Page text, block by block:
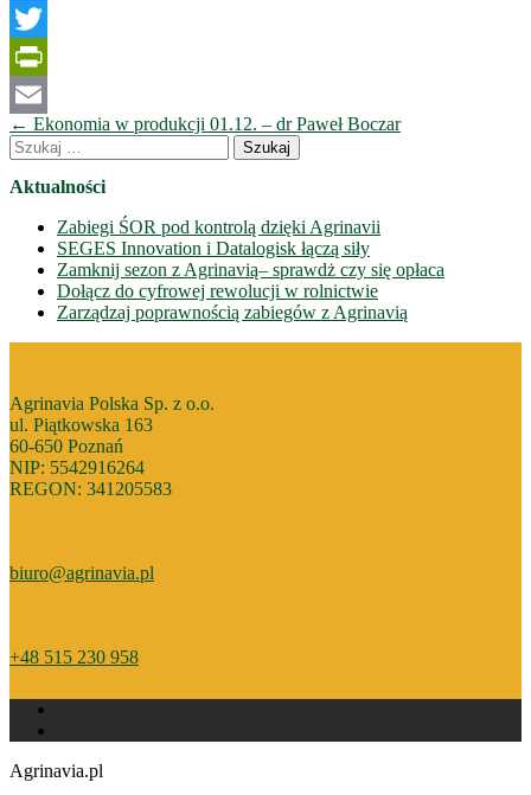
Facebook
Twitter
PrintFriendly
Email
Nawigacja
wpisów
← Ekonomia w produkcji 01.12. – dr Paweł Boczar
Szukaj:
Aktualności
Zabiegi ŚOR pod kontrolą dzięki Agrinavii
SEGES Innovation i Datalogisk łączą siły
Zamknij sezon z Agrinavią– sprawdż czy się opłaca
Dołącz do cyfrowej rewolucji w rolnictwie
Zarządzaj poprawnością zabiegów z Agrinavią
Agrinavia Polska Sp. z o.o.
ul. Piątkowska 163
60-650 Poznań
NIP: 5542916264
REGON: 341205583
biuro@agrinavia.pl
+48 515 230 958
Agrinavia.pl